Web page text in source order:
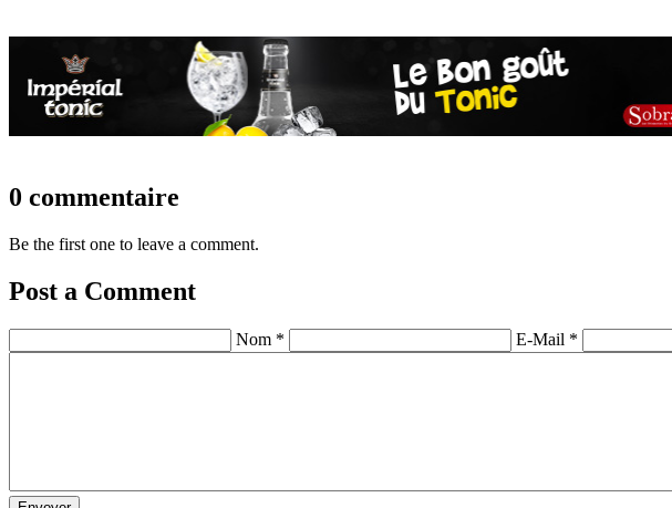
0 commentaire
Be the first one to leave a comment.
Post a Comment
Nom * E-Mail *